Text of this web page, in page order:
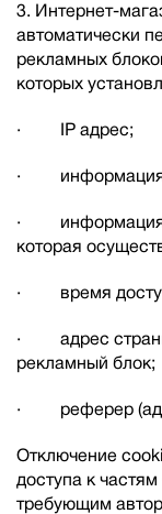
3. Интернет-
автоматически
рекламных
которых
· IP адрес;
· информация
· информация о
которая
· время
· адрес
рекламный блок;
· реферер
Отключение
доступа к
требующим